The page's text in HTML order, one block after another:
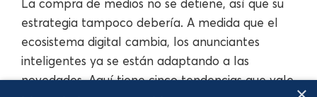
La compra de medios no se detiene, así que su
estrategia tampoco debería. A medida que el
ecosistema digital cambia, los anunciantes
inteligentes ya se están adaptando a las
novedades. Aquí tiene cinco tendencias que vale